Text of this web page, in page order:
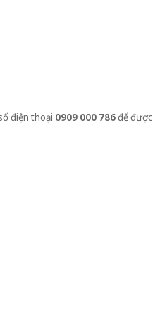
điện thoại 0909 000 786để được